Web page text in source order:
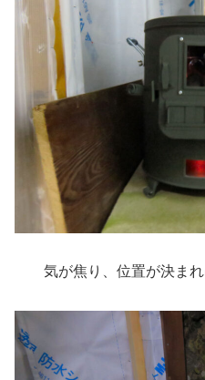
気が焦り、位置が決ま